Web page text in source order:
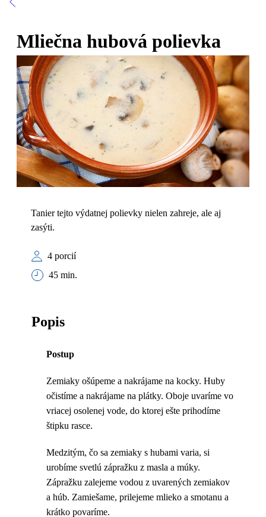
Mliečna hubová polievka
Tanier tejto výdatnej polievky nielen zahreje, ale aj
zasýti.
4 porcií
45 min.
Popis
Postup
Zemiaky ošúpeme a nakrájame na kocky. Huby
očistíme a nakrájame na plátky. Oboje uvaríme vo
vriacej osolenej vode, do ktorej ešte prihodíme
štipku rasce.
Medzitým, čo sa zemiaky s hubami varia, si
urobíme svetlú zápražku z masla a múky.
Zápražku zalejeme vodou z uvarených zemiakov
a húb. Zamiešame, prilejeme mlieko a smotanu a
krátko povaríme.